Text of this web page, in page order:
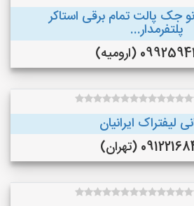
جک پالت تمام برقی استاکر
پلتفرمدار...
(ارومیه)
لیفتراک ایرانیان
(تهران)